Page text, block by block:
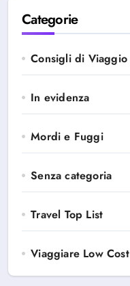
Categorie
Consigli di Viaggio
In evidenza
Mordi e Fuggi
Senza categoria
Travel Top List
Viaggiare Low Cost